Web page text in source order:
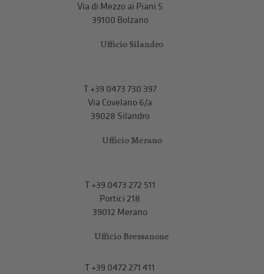
Via di Mezzo ai Piani 5
39100 Bolzano
Ufficio Silandro
T+39 0473 730 397
Via Covelano 6/a
39028 Silandro
Ufficio Merano
T+39 0473 272 511
Portici 218
39012 Merano
Ufficio Bressanone
T +39 0472 271 411